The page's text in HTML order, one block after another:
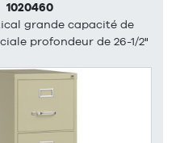
1020460
grande capacité de
profondeur de 26-1/2"